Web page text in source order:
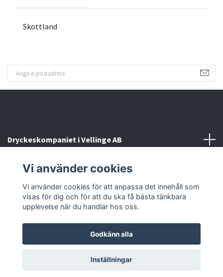
Skottland
Dryckeskompaniet i Vellinge AB
Kontakta oss
Sociala medier
© 2026 Dryckeskompaniet i Vellinge
Vi använder cookies
Vi använder cookies för att anpassa det innehåll som
visas för dig och för att du ska få bästa tänkbara
upplevelse när du handlar hos oss.
Godkänn alla
Inställningar